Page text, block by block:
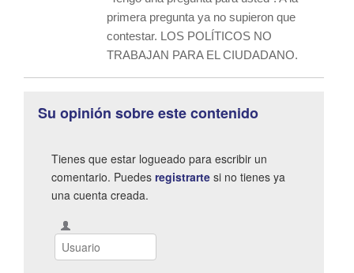
primera pregunta ya no supieron que
contestar. LOS POLÍTICOS NO
TRABAJAN PARA EL CIUDADANO.
Su opinión sobre este contenido
Tienes que estar logueado para escribir un
comentario. Puedes registrarte si no tienes ya
una cuenta creada.